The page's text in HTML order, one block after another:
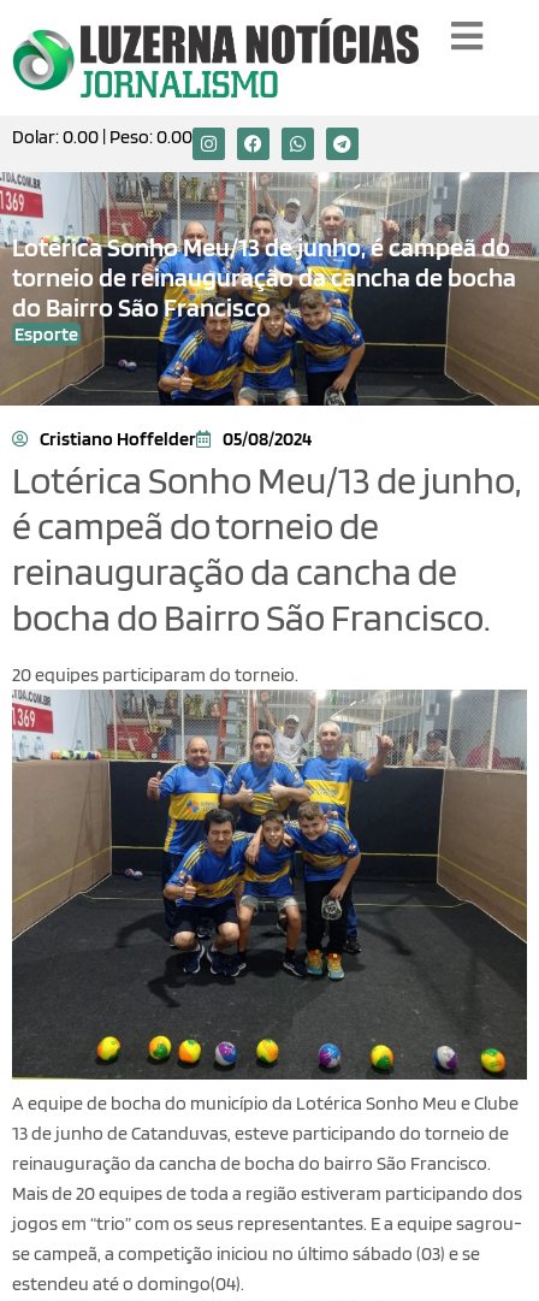
Dolar:0.00 | Peso:0.00
Lotérica Sonho Meu/13 de junho, é campeã do
torneio de reinauguração da cancha de bocha
do Bairro São Francisco
Esporte
Cristiano Hoffelder 05/08/2024
Lotérica Sonho Meu/13 de junho,
é campeã do torneio de
reinauguração da cancha de
bocha do Bairro São Francisco.
20 equipes participaram do torneio.
A equipe de bocha do município da Lotérica Sonho Meu e Clube
13 de junho de Catanduvas, esteve participando do torneio de
reinauguração da cancha de bocha do bairro São Francisco.
Mais de 20 equipes de toda a região estiveram participando dos
jogos em “trio” com os seus representantes. E a equipe sagrou-
se campeã, a competição iniciou no último sábado (03) e se
estendeu até o domingo(04).